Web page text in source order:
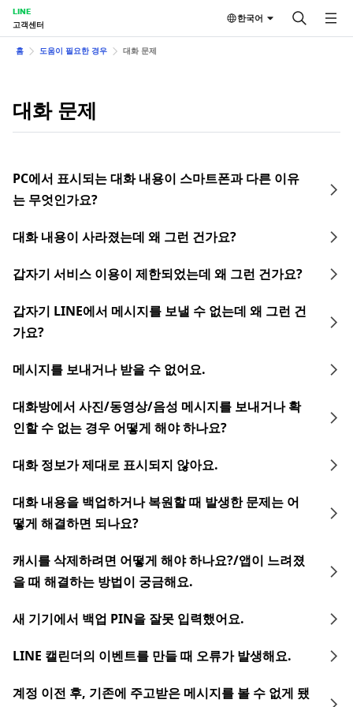
LINE
고객센터
한국어
홈 도움이 필요한 경우 대화 문제
대화 문제
PC에서 표시되는 대화 내용이 스마트폰과 다른 이유
는 무엇인가요?
대화 내용이 사라졌는데 왜 그런 건가요?
갑자기 서비스 이용이 제한되었는데 왜 그런 건가요?
갑자기 LINE에서 메시지를 보낼 수 없는데 왜 그런 건
가요?
메시지를 보내거나 받을 수 없어요.
대화방에서 사진/동영상/음성 메시지를 보내거나 확
인할 수 없는 경우 어떻게 해야 하나요?
대화 정보가 제대로 표시되지 않아요.
대화 내용을 백업하거나 복원할 때 발생한 문제는 어
떻게 해결하면 되나요?
캐시를 삭제하려면 어떻게 해야 하나요?/앱이 느려졌
을 때 해결하는 방법이 궁금해요.
새 기기에서 백업 PIN을 잘못 입력했어요.
LINE 캘린더의 이벤트를 만들 때 오류가 발생해요.
계정 이전 후, 기존에 주고받은 메시지를 볼 수 없게 됐